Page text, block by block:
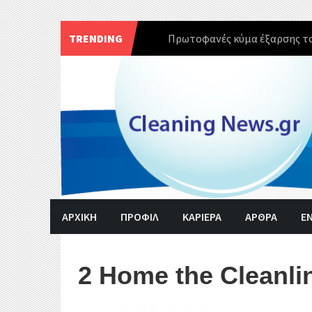
TRENDING
Πρωτοφανές κύμα έξαρσης
Skip
to
content
ΑΡΧΙΚΗ ΠΡΟΦΙΛ ΚΑΡΙΕΡΑ ΑΡΘΡΑ
2 Home the